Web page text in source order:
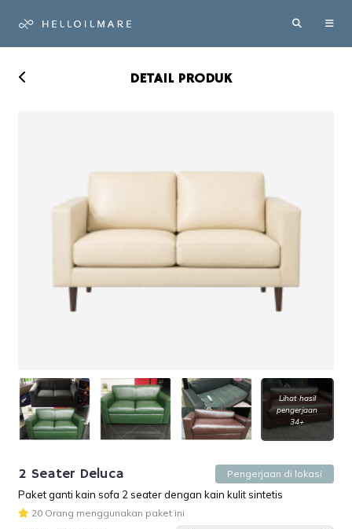
DETAIL PRODUK
Lihat hasil
pengerjaan
34+
2 Seater Deluca Pengerjaan di lokasi
Paket ganti kain sofa 2 seater dengan kain kulit sintetis
20 Orang menggunakan paket ini